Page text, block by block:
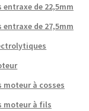
entraxe de 22,5mm
entraxe de 27,5mm
moteur à cosses
moteur à fils